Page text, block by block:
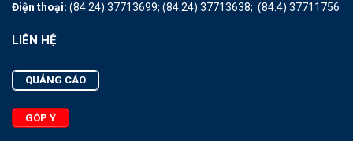
Điện thoại: (84.24) 37713699; (84.24) 37713638; (84.4) 37711756
LIÊN HỆ
QUẢNG CÁO
GÓP Ý